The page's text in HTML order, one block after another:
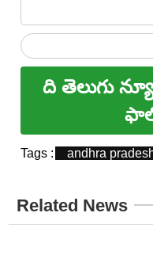
ది తెలుగు
Tags : andhra
Related News